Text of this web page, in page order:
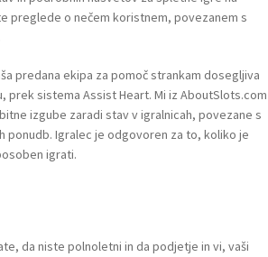
preglede o nečem koristnem, povezanem s
predana ekipa za pomoč strankam dosegljiva
prek sistema Assist Heart. Mi iz AboutSlots.com
izgube zaradi stav v igralnicah, povezane s
ponudb. Igralec je odgovoren za to, koliko je
igrati.
da niste polnoletni in da podjetje in vi, vaši